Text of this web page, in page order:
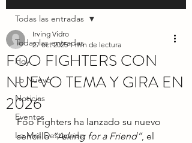
Todas las entradas
Hoy
Lo Nuevo
Noticias
Eventos
Lo Mas Destacado
Todas las entradas
FOO FIGHTERS CON
NUEVO TEMA Y GIRA EN
2026
Irving Vidro
27 oct 2025 1 min de lectura
Foo Fighters ha lanzado su nuevo
sencillo “Asking for a Friend”, el